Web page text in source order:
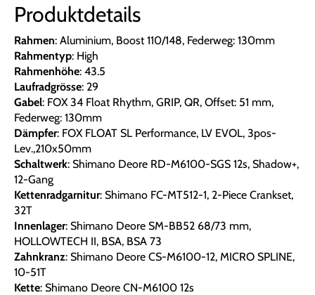
Produktdetails
Rahmen: Aluminium, Boost 110/148, Federweg: 130mm
Rahmentyp: High
Rahmenhöhe: 43.5
Laufradgrösse: 29
Gabel: FOX 34 Float Rhythm, GRIP, QR, Offset: 51 mm,
Federweg: 130mm
Dämpfer: FOX FLOAT SL Performance, LV EVOL, 3pos-
Lev.,210x50mm
Schaltwerk: Shimano Deore RD-M6100-SGS 12s, Shadow+,
12-Gang
Kettenradgarnitur: Shimano FC-MT512-1, 2-Piece Crankset,
32T
Innenlager: Shimano Deore SM-BB52 68/73 mm,
HOLLOWTECH II, BSA, BSA 73
Zahnkranz: Shimano Deore CS-M6100-12, MICRO SPLINE,
10-51T
Kette: Shimano Deore CN-M6100 12s